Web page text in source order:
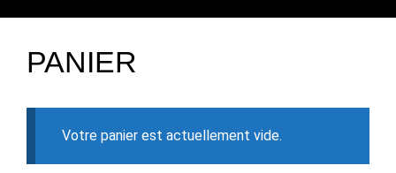
PANIER
Votre panier est actuellement vide.